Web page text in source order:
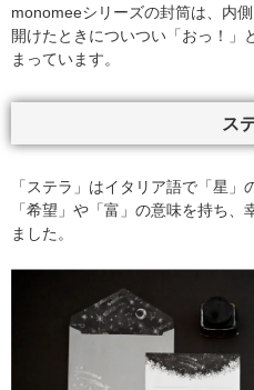
monomeeシリーズの封筒は、内
開けたときについつい「おっ！」
まっています。
ス
「ステラ」はイタリア語で「星」
「希望」や「富」の意味を持ち
ました。